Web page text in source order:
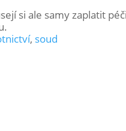
si ale samy zaplatit
, soud